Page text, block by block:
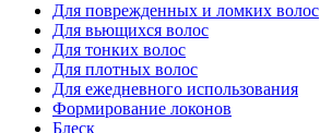
Для поврежденных и ломких волос
Для вьющихся волос
Для тонких волос
Для плотных волос
Для ежедневного использования
Формирование локонов
Блеск